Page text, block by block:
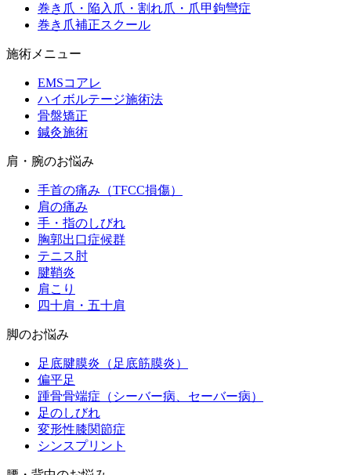
巻き爪・陥入爪・割れ爪・爪甲鉤彎症
巻き爪補正スクール
施術メニュー
EMSコアレ
ハイボルテージ施術法
骨盤矯正
鍼灸施術
肩・腕のお悩み
手首の痛み（TFCC損傷）
肩の痛み
手・指のしびれ
胸郭出口症候群
テニス肘
腱鞘炎
肩こり
四十肩・五十肩
脚のお悩み
足底腱膜炎（足底筋膜炎）
偏平足
踵骨骨端症（シーバー病、セーバー病）
足のしびれ
変形性膝関節症
シンスプリント